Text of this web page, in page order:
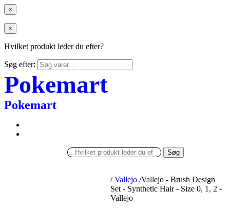
×
×
Hvilket produkt leder du efter?
Søg efter:
Pokemart
Pokemart
Søg
/ Vallejo /Vallejo - Brush Design
Set - Synthetic Hair - Size 0, 1, 2 -
Vallejo